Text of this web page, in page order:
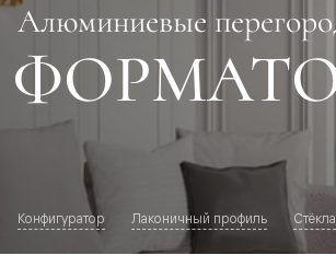
Алюминиевые
Конфигуратор Лаконичный профиль Стёкла